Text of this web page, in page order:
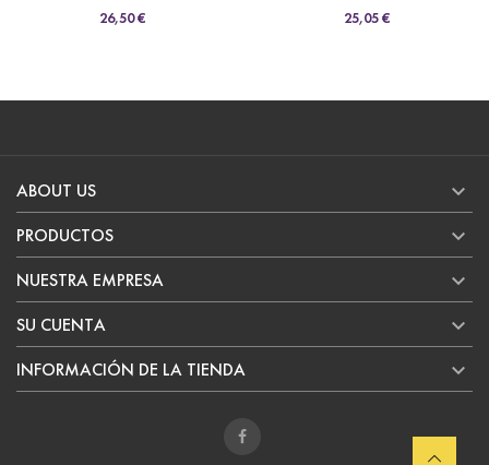
26,50 € 25,05 €
ABOUT US 
PRODUCTOS 
NUESTRA EMPRESA 
SU CUENTA 
INFORMACIÓN DE LA TIENDA 